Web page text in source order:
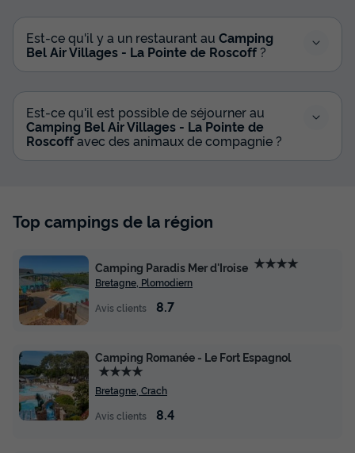
Est-ce qu'il y a un restaurant au Camping
Bel Air Villages - La Pointe de Roscoff ?
Est-ce qu'il est possible de séjourner au
Camping Bel Air Villages - La Pointe de
Roscoffavec des animaux de compagnie ?
Top campings de la région
Camping Paradis Mer d'Iroise ★★★★
Bretagne, Plomodiern
Avis clients
8.7
Camping Romanée - Le Fort Espagnol
★★★★
Bretagne, Crach
Avis clients
8.4